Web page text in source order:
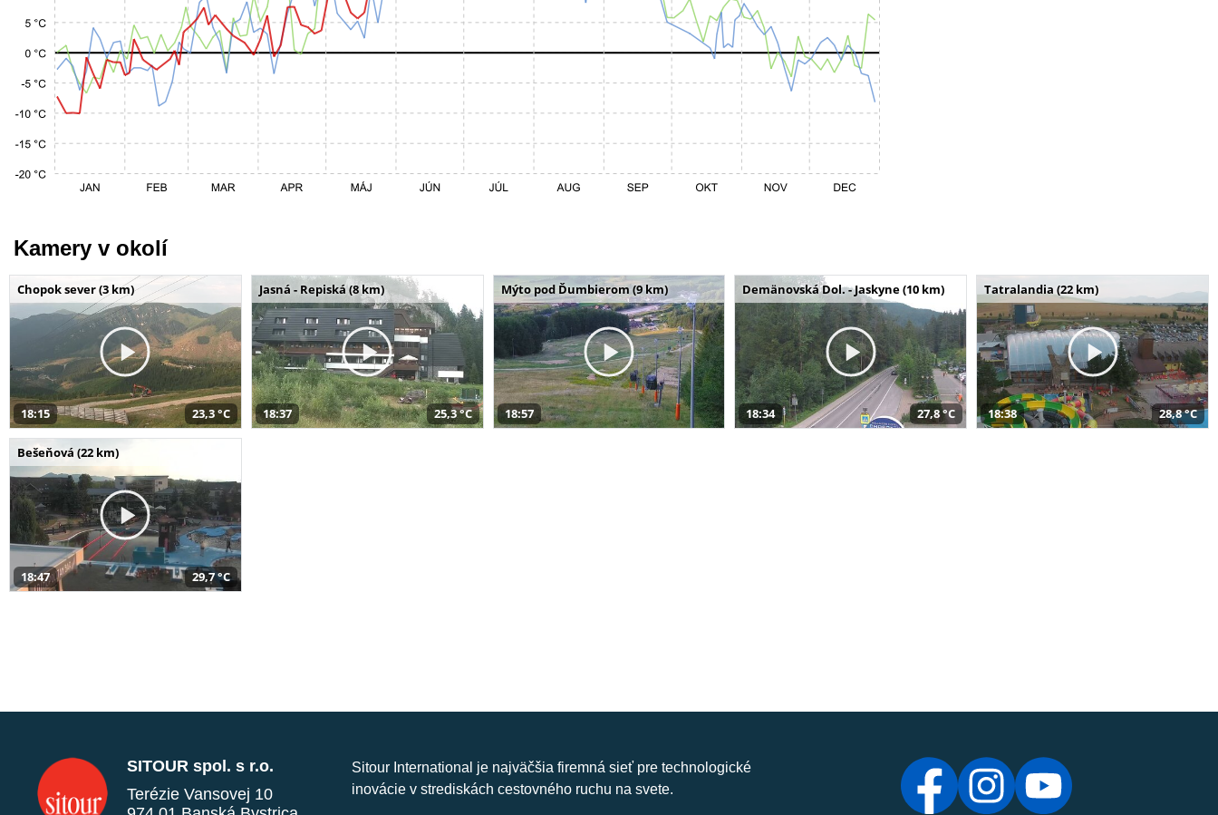
Kamery v okolí
Chopok sever (3 km)
18:15 23,3 °C
Jasná - Repiská (8 km)
18:37 25,3 °C
Mýto pod Ďumbierom (9 km)
18:57
Demänovská Dol. - Jaskyne (10 km)
18:34 27,8 °C
Tatralandia (22 km)
18:38 28,8 °C
Bešeňová (22 km)
18:47 29,7 °C
SITOUR spol. s r.o.
Terézie Vansovej 10
Sitour International je najväčšia firemná sieť pre technologické
inovácie v strediskách cestovného ruchu na svete.